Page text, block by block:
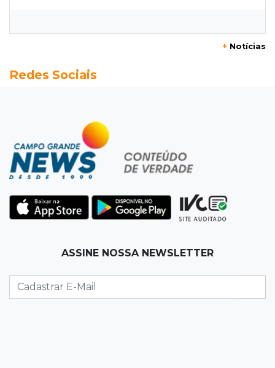
poste de energia elétrica
Campo Grande tem quatro interdições no
trânsito neste domingo
07:45Dia dos Pais
hoje paga um preço alto?
Pais passam kung-fu de geração em geração
+ Notícias
Redes Sociais
ASSINE NOSSA NEWSLETTER